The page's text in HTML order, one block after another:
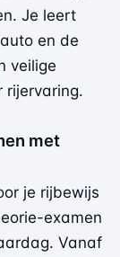
Je leert
en de
veilige
rijervaring.
met
je rijbewijs
examen
Vanaf